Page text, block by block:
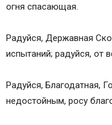
огня спасающая.
Радуйся, Державная
испытаний; радуйся, от
Радуйся, Благодатная,
недостойным, росу